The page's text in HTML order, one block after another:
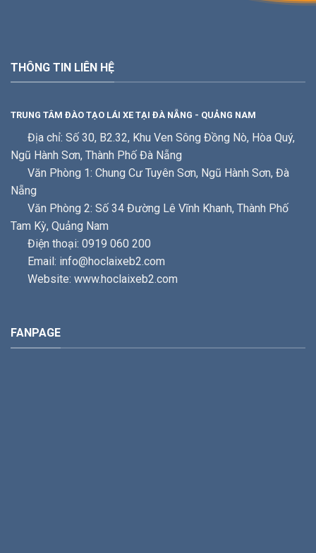
THÔNG TIN LIÊN HỆ
TRUNG TÂM ĐÀO TẠO LÁI XE TẠI ĐÀ NẴNG - QUẢNG NAM
Địa chỉ: Số 30, B2.32, Khu Ven Sông Đồng Nò, Hòa Quý,
Ngũ Hành Sơn, Thành Phố Đà Nẵng
Văn Phòng 1: Chung Cư Tuyên Sơn, Ngũ Hành Sơn, Đà
Nẵng
Văn Phòng 2: Số 34 Đường Lê Vĩnh Khanh, Thành Phố
Tam Kỳ, Quảng Nam
Điện thoại: 0919 060 200
Email: info@hoclaixeb2.com
Website: www.hoclaixeb2.com
FANPAGE